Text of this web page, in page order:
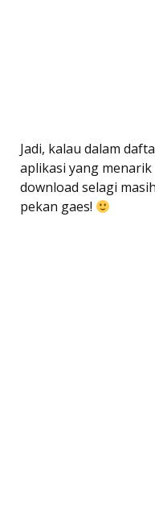
Jadi, kalau dalam
aplikasi yang
download selagi
pekan gaes!